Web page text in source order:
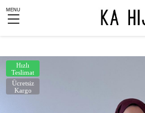
MENU
Ücretsiz
Kargo
Hızlı
Teslimat